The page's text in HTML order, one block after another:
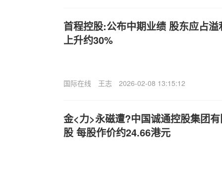
首程控股:公布中期业绩 股东应占
上升约30%
国际在线 王志 2026-02-08 13:15:12
金<力>永磁遭?中国诚通控股集团
股 每股作价约24.66港元